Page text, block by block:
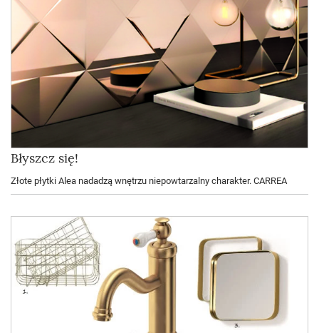
Błyszcz się!
Złote płytki Alea nadadzą wnętrzu niepowtarzalny charakter. CARREA